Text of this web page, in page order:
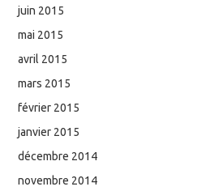
juin 2015
mai 2015
avril 2015
mars 2015
février 2015
janvier 2015
décembre 2014
novembre 2014